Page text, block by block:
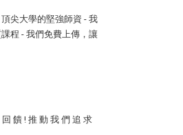
尖大學的堅強師資 - 我
程 - 我們免費上傳，讓
饋 ! 推 動 我 們 追 求